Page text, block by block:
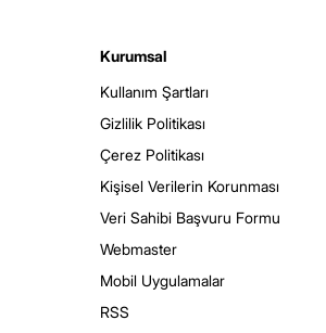
Kurumsal
Kullanım Şartları
Gizlilik Politikası
Çerez Politikası
Kişisel Verilerin Korunması
Veri Sahibi Başvuru Formu
Webmaster
Mobil Uygulamalar
RSS